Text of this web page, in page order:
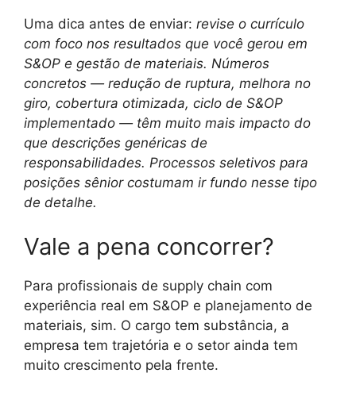
Uma dica antes de enviar: revise o currículo
com foco nos resultados que você gerou em
S&OP e gestão de materiais. Números
concretos — redução de ruptura, melhora no
giro, cobertura otimizada, ciclo de S&OP
implementado — têm muito mais impacto do
que descrições genéricas de
responsabilidades. Processos seletivos para
posições sênior costumam ir fundo nesse tipo
de detalhe.
Vale a pena concorrer?
Para profissionais de supply chain com
experiência real em S&OP e planejamento de
materiais, sim. O cargo tem substância, a
empresa tem trajetória e o setor ainda tem
muito crescimento pela frente.